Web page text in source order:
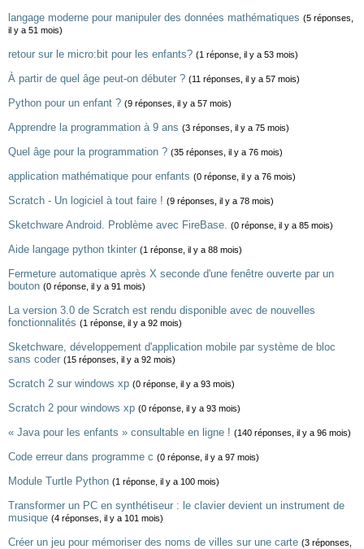
langage moderne pour manipuler des données mathématiques (5 réponses,
il y a 51 mois)
retour sur le micro:bit pour les enfants? (1 réponse, il y a 53 mois)
À partir de quel âge peut-on débuter ? (11 réponses, il y a 57 mois)
Python pour un enfant ? (9 réponses, il y a 57 mois)
Apprendre la programmation à 9 ans (3 réponses, il y a 75 mois)
Quel âge pour la programmation ? (35 réponses, il y a 76 mois)
application mathématique pour enfants (0 réponse, il y a 76 mois)
Scratch - Un logiciel à tout faire ! (9 réponses, il y a 78 mois)
Sketchware Android. Problème avec FireBase. (0 réponse, il y a 85 mois)
Aide langage python tkinter (1 réponse, il y a 88 mois)
Fermeture automatique après X seconde d'une fenêtre ouverte par un
bouton (0 réponse, il y a 91 mois)
La version 3.0 de Scratch est rendu disponible avec de nouvelles
fonctionnalités (1 réponse, il y a 92 mois)
Sketchware, développement d'application mobile par système de bloc
sans coder (15 réponses, il y a 92 mois)
Scratch 2 sur windows xp (0 réponse, il y a 93 mois)
Scratch 2 pour windows xp (0 réponse, il y a 93 mois)
« Java pour les enfants » consultable en ligne ! (140 réponses, il y a 96 mois)
Code erreur dans programme c (0 réponse, il y a 97 mois)
Module Turtle Python (1 réponse, il y a 100 mois)
Transformer un PC en synthétiseur : le clavier devient un instrument de
musique (4 réponses, il y a 101 mois)
Créer un jeu pour mémoriser des noms de villes sur une carte (3 réponses,